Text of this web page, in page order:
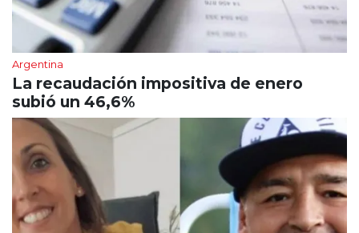
Argentina
La recaudación impositiva de enero
subió un 46,6%